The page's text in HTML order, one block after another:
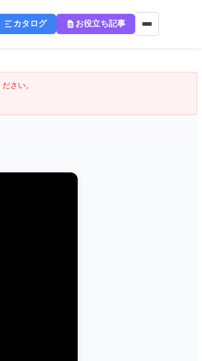
カタログ お役立ち記事
さい。